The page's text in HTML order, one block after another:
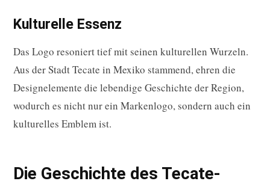
Kulturelle Essenz
Das Logo resoniert tief mit seinen kulturellen Wurzeln.
Aus der Stadt Tecate in Mexiko stammend, ehren die
Designelemente die lebendige Geschichte der Region,
wodurch es nicht nur ein Markenlogo, sondern auch ein
kulturelles Emblem ist.
Die Geschichte des Tecate-